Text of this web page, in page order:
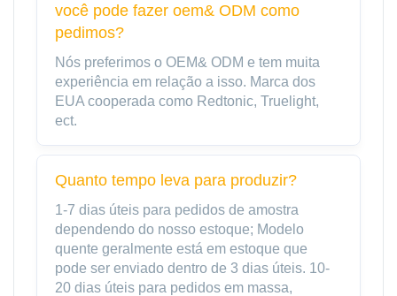
você pode fazer oem& ODM como
pedimos?
Nós preferimos o OEM& ODM e tem muita
experiência em relação a isso. Marca dos
EUA cooperada como Redtonic, Truelight,
ect.
Quanto tempo leva para produzir?
1-7 dias úteis para pedidos de amostra
dependendo do nosso estoque; Modelo
quente geralmente está em estoque que
pode ser enviado dentro de 3 dias úteis. 10-
20 dias úteis para pedidos em massa,